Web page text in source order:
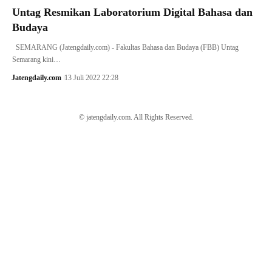
Untag Resmikan Laboratorium Digital Bahasa dan
Budaya
SEMARANG (Jatengdaily.com) - Fakultas Bahasa dan Budaya (FBB) Untag
Semarang kini…
Jatengdaily.com 13 Juli 2022 22:28
© jatengdaily.com. All Rights Reserved.